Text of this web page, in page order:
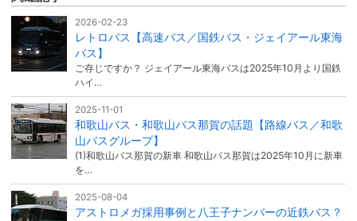
2026-02-23
レトロバス【高速バス／国鉄バス・ジェイアール東海
バス】
ご存じですか？ ジェイアール東海バスは2025年10月より国鉄
ハイ…
2025-11-01
和歌山バス・和歌山バス那賀の話題【路線バス／和歌
山バスグループ】
(1)和歌山バス那賀の新車 和歌山バス那賀は2025年10月に新車
を…
2025-08-04
アストロメガ採用事例と八王子ナンバーの近鉄バス？